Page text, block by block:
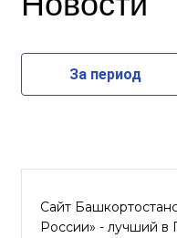
За период
Сайт
России» - лучший